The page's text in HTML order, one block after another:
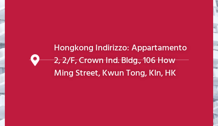
Hongkong Indirizzo: Appartamento
2, 2/F, Crown Ind. Bldg., 106 How
Ming Street, Kwun Tong, Kln, HK